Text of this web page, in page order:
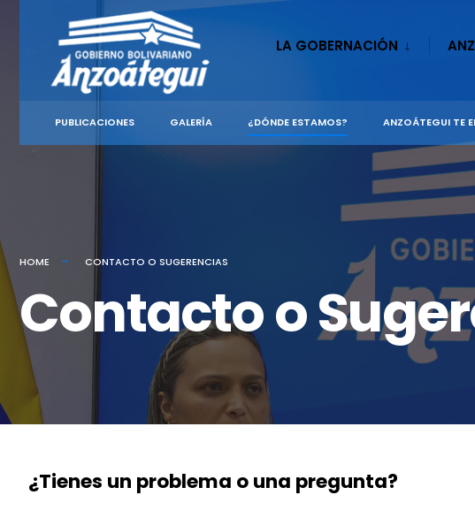
LA GOBERNACIÓN
PUBLICACIONES GALERÍA ¿DÓNDE ESTAMOS? ANZOÁTEGUI TE
HOME CONTACTO O SUGERENCIAS
Contacto o
¿Tienes un problema o una pregunta?